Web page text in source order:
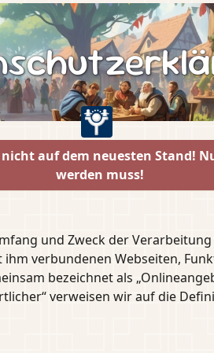
nicht auf dem neuesten
werden muss!
und Zweck der
verbundenen Webseiten,
bezeichnet als
verweisen wir auf die